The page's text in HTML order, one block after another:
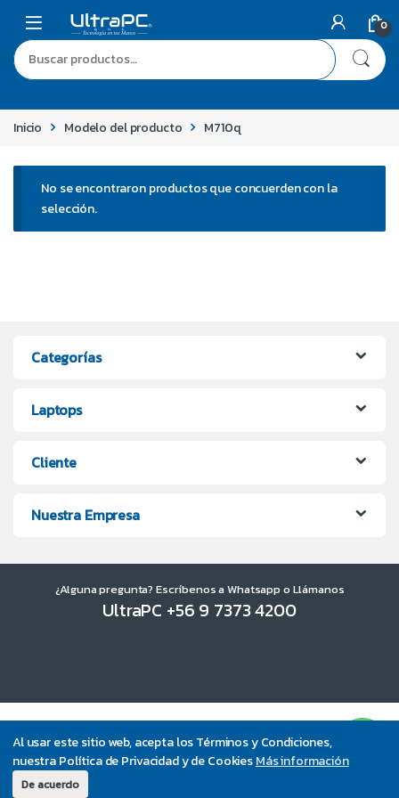
Al usar este sitio web, acepta los Términos y Condiciones,
nuestra Política de Privacidad y de CookiesMás información
De acuerdo
0
Inicio Modelo del producto M710q
No se encontraron productos que concuerden con la
selección.
Categorías
Laptops
Cliente
Nuestra Empresa
¿Alguna pregunta? Escríbenos a Whatsapp o Llámanos
UltraPC +56 9 7373 4200